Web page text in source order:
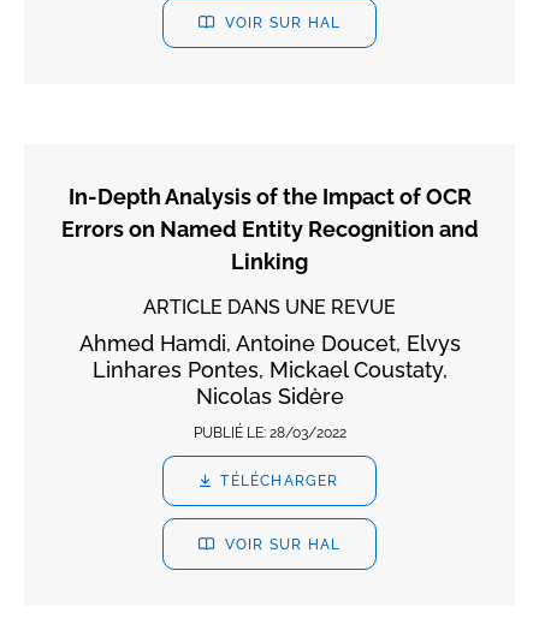
VOIR SUR HAL
In-Depth Analysis of the Impact of OCR
Errors on Named Entity Recognition and
Linking
ARTICLE DANS UNE REVUE
Ahmed Hamdi, Antoine Doucet, Elvys
Linhares Pontes, Mickael Coustaty,
Nicolas Sidère
PUBLIÉ LE: 28/03/2022
TÉLÉCHARGER
VOIR SUR HAL